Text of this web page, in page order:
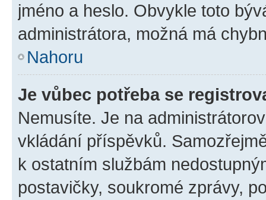
jméno a heslo. Obvykle toto
administrátora, možná má
Nahoru
Je vůbec potřeba se
Nemusíte. Je na
vkládání příspěvků.
k ostatním službám
postavičky, soukromé zprávy,